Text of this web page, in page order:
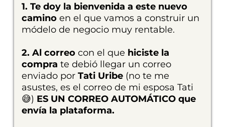
1. Te doy la bienvenida a este nuevo
camino en el que vamos a construir un
módelo de negocio muy rentable.
2. Al correo con el que hiciste la
compra te debió llegar un correo
enviado por Tati Uribe (no te me
asustes, es el correo de mi esposa Tati
😅) ES UN CORREO AUTOMÁTICO que
envía la plataforma.